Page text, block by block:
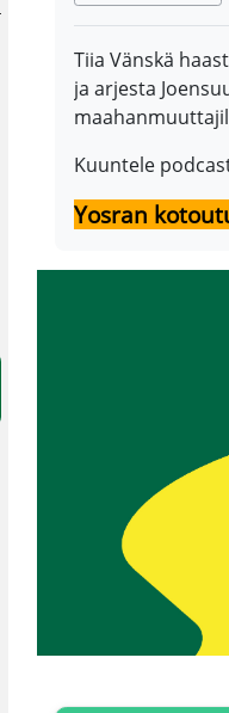
Tiia Vänskä
ja arjesta
Kuuntele
Yosran